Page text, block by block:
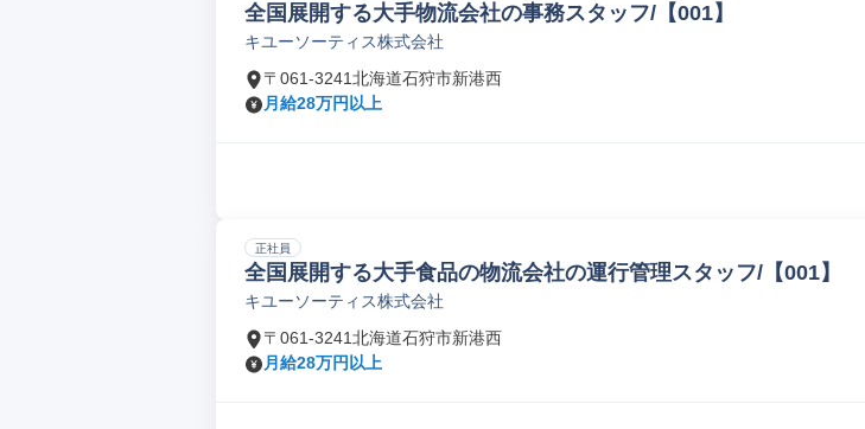
全国展開する大手物流会社の事務スタッフ/【001】
キユーソーティス株式会社
〒061-3241北海道石狩市新港西
月給28万円以上
正社員
全国展開する大手食品の物流会社の運行管理スタッフ/【001】
キユーソーティス株式会社
〒061-3241北海道石狩市新港西
月給28万円以上